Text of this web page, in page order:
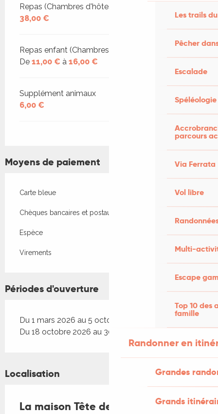
Les trails
Pêcher
Escalade
Spéléologie
parcours
Via Ferrata
Vol libre
Multi-
Escape
Top 10 des
famille
Randonner en
Grandes
Grands
Repas (Chambres d'hôtes)
38,00 €
Repas enfant (Chambres d'hôtes)
De 11,00 € à 16,00 €
Supplément animaux
6,00 €
Moyens de paiement
Carte bleue
Chèques bancaires et postaux
Espèce
Virements
Périodes d'ouverture
Du 1 mars 2026 au 5 octobre 2026
Du 18 octobre 2026 au 30 novembre 2026
Localisation
La maison Tête de Bois